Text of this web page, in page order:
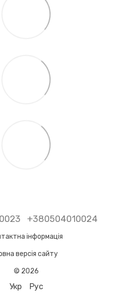
+380504010024
інформація
версія сайту
© 2026
Укр Рус